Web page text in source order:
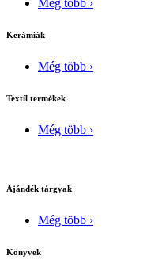
Még több ›
Kerámiák
Még több ›
Textíl termékek
Még több ›
Ajándék tárgyak
Még több ›
Könyvek